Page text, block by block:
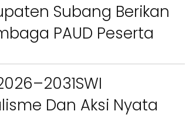
Subang Berikan
PAUD Peserta
G7KAIH
Dan Aksi Nyata